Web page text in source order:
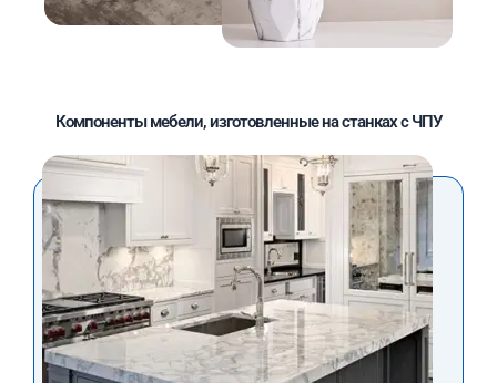
Компоненты мебели, изготовленные на станках с ЧПУ